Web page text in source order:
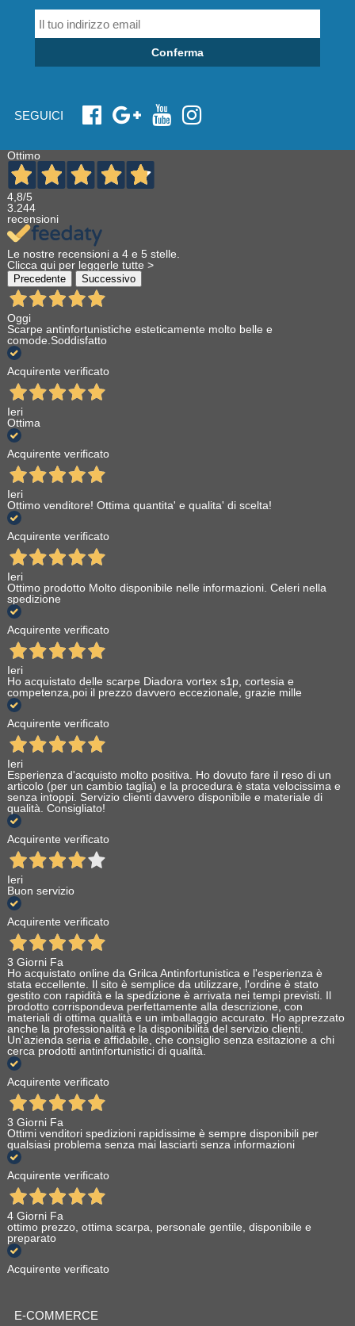
Conferma
SEGUICI
Ottimo
4,8/5
3.244
recensioni
Le nostre recensioni a 4 e 5 stelle.
Clicca qui per leggerle tutte >
Precedente Successivo
Oggi
Scarpe antinfortunistiche esteticamente molto belle e
comode.Soddisfatto
Acquirente verificato
Ieri
Ottima
Acquirente verificato
Ieri
Ottimo venditore! Ottima quantita' e qualita' di scelta!
Acquirente verificato
Ieri
Ottimo prodotto Molto disponibile nelle informazioni. Celeri nella
spedizione
Acquirente verificato
Ieri
Ho acquistato delle scarpe Diadora vortex s1p, cortesia e
competenza,poi il prezzo davvero eccezionale, grazie mille
Acquirente verificato
Ieri
Esperienza d'acquisto molto positiva. Ho dovuto fare il reso di un
articolo (per un cambio taglia) e la procedura è stata velocissima e
senza intoppi. Servizio clienti davvero disponibile e materiale di
qualità. Consigliato!
Acquirente verificato
Ieri
Buon servizio
Acquirente verificato
3 Giorni Fa
Ho acquistato online da Grilca Antinfortunistica e l'esperienza è
stata eccellente. Il sito è semplice da utilizzare, l'ordine è stato
gestito con rapidità e la spedizione è arrivata nei tempi previsti. Il
prodotto corrispondeva perfettamente alla descrizione, con
materiali di ottima qualità e un imballaggio accurato. Ho apprezzato
anche la professionalità e la disponibilità del servizio clienti.
Un'azienda seria e affidabile, che consiglio senza esitazione a chi
cerca prodotti antinfortunistici di qualità.
Acquirente verificato
3 Giorni Fa
Ottimi venditori spedizioni rapidissime è sempre disponibili per
qualsiasi problema senza mai lasciarti senza informazioni
Acquirente verificato
4 Giorni Fa
ottimo prezzo, ottima scarpa, personale gentile, disponibile e
preparato
Acquirente verificato
E-COMMERCE